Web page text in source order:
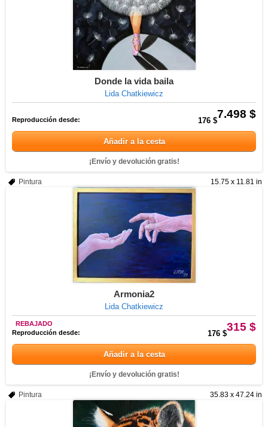
Donde la vida baila
Lida Chatkiewicz
7.498 $
Reproducción desde: 176 $
Añadir a la cesta
¡Envío y devolución gratis!
15.75 x 11.81 in
Pintura
Armonia2
Lida Chatkiewicz
315 $
REBAJADO
Reproducción desde:
176 $
Añadir a la cesta
¡Envío y devolución gratis!
35.83 x 47.24 in
Pintura